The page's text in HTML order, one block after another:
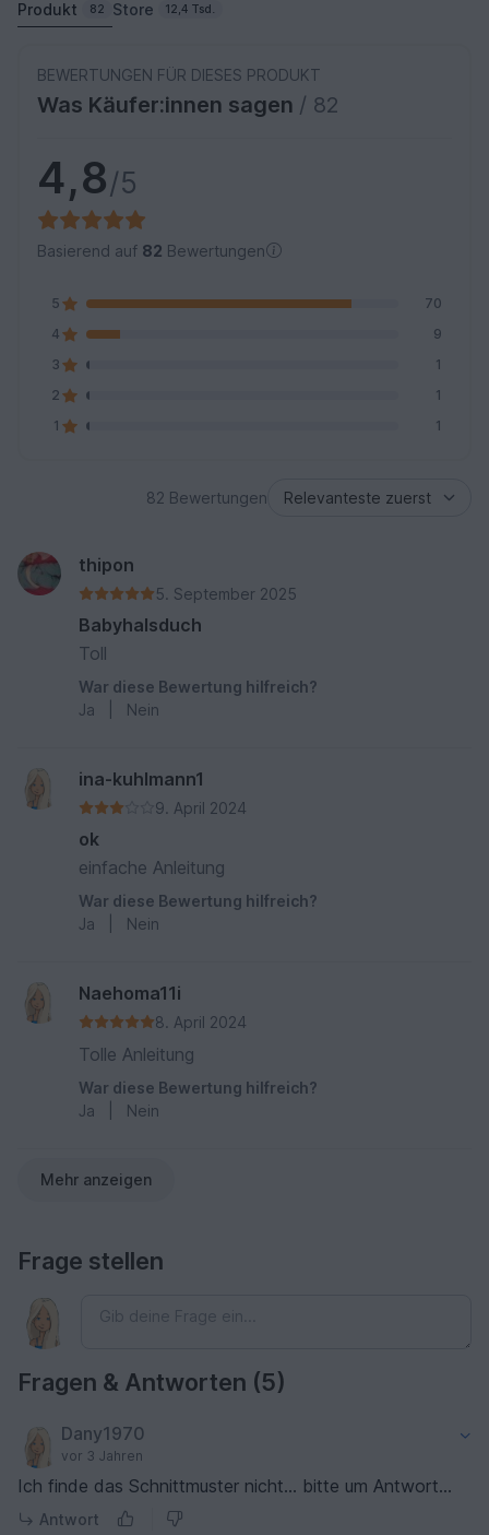
Produkt 82 Store 12,4 Tsd.
BEWERTUNGEN FÜR DIESES PRODUKT
Was Käufer:innen sagen / 82
4,8/5
Basierend auf 82 Bewertungen
5
70
4
9
3
1
2
1
1
1
82 Bewertungen
thipon
5. September 2025
Babyhalsduch
Toll
War diese Bewertung hilfreich?
Ja
Nein
ina-kuhlmann1
9. April 2024
ok
einfache Anleitung
War diese Bewertung hilfreich?
Ja
Nein
Naehoma11i
8. April 2024
Tolle Anleitung
War diese Bewertung hilfreich?
Ja
Nein
Mehr anzeigen
Frage stellen
Fragen & Antworten (5)
Dany1970
vor 3 Jahren
Ich finde das Schnittmuster nicht... bitte um Antwort...
Antwort